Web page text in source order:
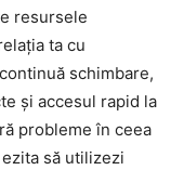
resursele
ta cu
schimbare,
și accesul rapid la
probleme în ceea
să utilizezi